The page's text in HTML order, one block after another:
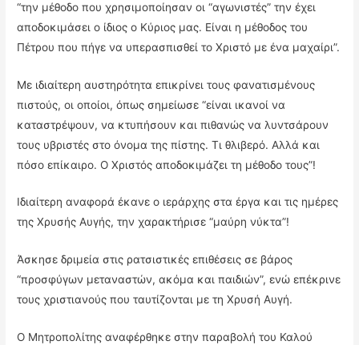
“την μέθοδο που χρησιμοποίησαν οι “αγωνιστές” την έχει
αποδοκιμάσει ο ίδιος ο Κύριος μας. Είναι η μέθοδος του
Πέτρου που πήγε να υπερασπισθεί το Χριστό με ένα μαχαίρι”.
Με ιδιαίτερη αυστηρότητα επικρίνει τους φανατισμένους
πιστούς, οι οποίοι, όπως σημείωσε “είναι ικανοί να
καταστρέψουν, να κτυπήσουν και πιθανώς να λυντσάρουν
τους υβριστές στο όνομα της πίστης. Τι θλιβερό. Αλλά και
πόσο επίκαιρο. Ο Χριστός αποδοκιμάζει τη μέθοδο τους”!
Ιδιαίτερη αναφορά έκανε ο ιεράρχης στα έργα και τις ημέρες
της Χρυσής Αυγής, την χαρακτήρισε “μαύρη νύκτα”!
Άσκησε δριμεία στις ρατσιστικές επιθέσεις σε βάρος
“προσφύγων μεταναστών, ακόμα και παιδιών”, ενώ επέκρινε
τους χριστιανούς που ταυτίζονται με τη Χρυσή Αυγή.
Ο Μητροπολίτης αναφέρθηκε στην παραβολή του Καλού